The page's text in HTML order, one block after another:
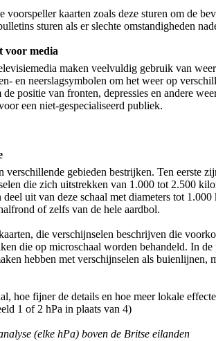
voorspeller kaarten zoals deze sturen om de
sturen als er slechte omstandigheden
voor media
maken veelvuldig gebruik van
en neerslagsymbolen om het weer op
positie van fronten, depressies en andere
een niet-gespecialiseerd publiek.
verschillende gebieden bestrijken. Ten eerste
die zich uitstrekken van 1.000 tot 2.500
deel uit van deze schaal met diameters tot
of zelfs van de hele aardbol.
die verschijnselen beschrijven die
die op microschaal worden behandeld. In
hebben met verschijnselen als
hoe fijner de details en hoe meer lokale
1 of 2 hPa in plaats van 4)
(elke hPa) boven de Britse eilanden